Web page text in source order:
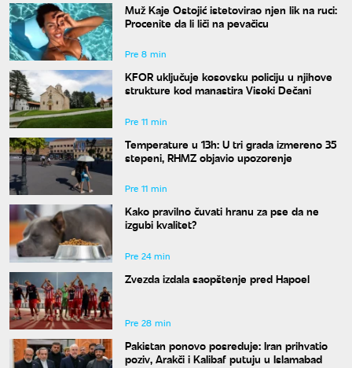
Muž Kaje Ostojić istetovirao njen lik na ruci:
Procenite da li liči na pevačicu
Pre 8 min
KFOR uključuje kosovsku policiju u njihove
strukture kod manastira Visoki Dečani
Pre 11 min
Temperature u 13h: U tri grada izmereno 35
stepeni, RHMZ objavio upozorenje
Pre 11 min
Kako pravilno čuvati hranu za pse da ne
izgubi kvalitet?
Pre 24 min
Zvezda izdala saopštenje pred Hapoel
Pre 28 min
Pakistan ponovo posreduje: Iran prihvatio
poziv, Arakči i Kalibaf putuju u Islamabad